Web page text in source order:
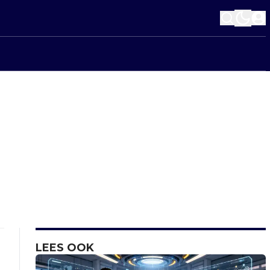
LEES OOK